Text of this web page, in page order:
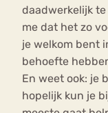
daadwerkelijk
me dat het zo
je welkom bent
behoefte
En weet ook: je
hopelijk kun je